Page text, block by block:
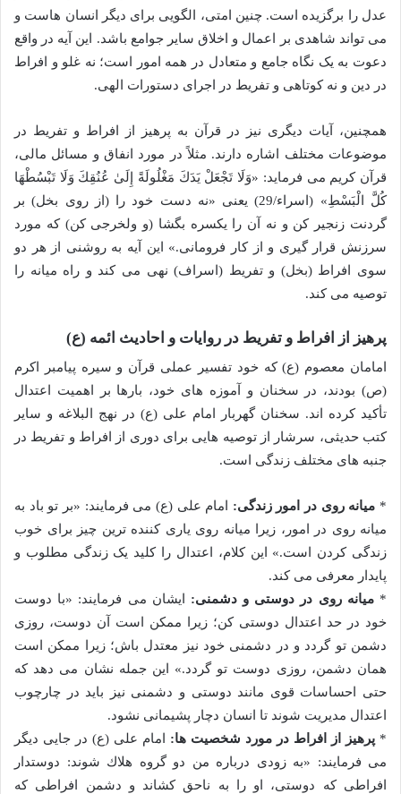
عدل را برگزیده است. چنین امتی، الگویی برای دیگر انسان هاست و
می تواند شاهدی بر اعمال و اخلاق سایر جوامع باشد. این آیه در واقع
دعوت به یک نگاه جامع و متعادل در همه امور است؛ نه غلو و افراط
در دین و نه کوتاهی و تفریط در اجرای دستورات الهی.
همچنین، آیات دیگری نیز در قرآن به پرهیز از افراط و تفریط در
موضوعات مختلف اشاره دارند. مثلاً در مورد انفاق و مسائل مالی،
قرآن کریم می فرماید: «وَلَا تَجْعَلْ یَدَكَ مَغْلُولَةً إِلَىٰ عُنُقِكَ وَلَا تَبْسُطْهَا
كُلَّ الْبَسْطِ» (اسراء/29) یعنی «نه دست خود را (از روی بخل) بر
گردنت زنجیر کن و نه آن را یکسره بگشا (و ولخرجی کن) که مورد
سرزنش قرار گیری و از کار فرومانی.» این آیه به روشنی از هر دو
سوی افراط (بخل) و تفریط (اسراف) نهی می کند و راه میانه را
توصیه می کند.
پرهیز از افراط و تفریط در روایات و احادیث ائمه (ع)
امامان معصوم (ع) که خود تفسیر عملی قرآن و سیره پیامبر اکرم
(ص) بودند، در سخنان و آموزه های خود، بارها بر اهمیت اعتدال
تأکید کرده اند. سخنان گهربار امام علی (ع) در نهج البلاغه و سایر
کتب حدیثی، سرشار از توصیه هایی برای دوری از افراط و تفریط در
جنبه های مختلف زندگی است.
* میانه روی در امور زندگی: امام علی (ع) می فرمایند: «بر تو باد به
میانه روی در امور، زیرا میانه روی یاری کننده ترین چیز برای خوب
زندگی کردن است.» این کلام، اعتدال را کلید یک زندگی مطلوب و
پایدار معرفی می کند.
*میانه روی در دوستی و دشمنی: ایشان می فرمایند: «با دوست
خود در حد اعتدال دوستی كن؛ زیرا ممكن است آن دوست، روزی
دشمن تو گردد و در دشمنی خود نیز معتدل باش؛ زیرا ممكن است
همان دشمن، روزی دوست تو گردد.» این جمله نشان می دهد که
حتی احساسات قوی مانند دوستی و دشمنی نیز باید در چارچوب
اعتدال مدیریت شوند تا انسان دچار پشیمانی نشود.
* پرهیز از افراط در مورد شخصیت ها: امام علی (ع) در جایی دیگر
می فرمایند: «به زودى درباره من دو گروه هلاك شوند: دوستدار
افراطى كه دوستى، او را به ناحق كشاند و دشمن افراطى كه